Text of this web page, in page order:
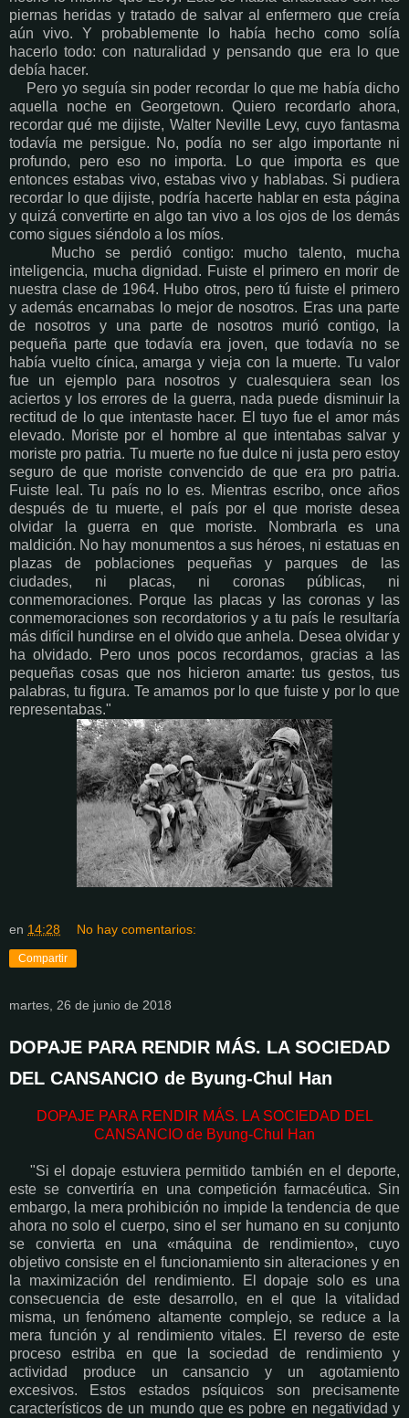
piernas heridas y tratado de salvar al enfermero que creía
aún vivo. Y probablemente lo había hecho como solía
hacerlo todo: con naturalidad y pensando que era lo que
debía hacer.
Pero yo seguía sin poder recordar lo que me había dicho
aquella noche en Georgetown. Quiero recordarlo ahora,
recordar qué me dijiste, Walter Neville Levy, cuyo fantasma
todavía me persigue. No, podía no ser algo importante ni
profundo, pero eso no importa. Lo que importa es que
entonces estabas vivo, estabas vivo y hablabas. Si pudiera
recordar lo que dijiste, podría hacerte hablar en esta página
y quizá convertirte en algo tan vivo a los ojos de los demás
como sigues siéndolo a los míos.
Mucho se perdió contigo: mucho talento, mucha
inteligencia, mucha dignidad. Fuiste el primero en morir de
nuestra clase de 1964. Hubo otros, pero tú fuiste el primero
y además encarnabas lo mejor de nosotros. Eras una parte
de nosotros y una parte de nosotros murió contigo, la
pequeña parte que todavía era joven, que todavía no se
había vuelto cínica, amarga y vieja con la muerte. Tu valor
fue un ejemplo para nosotros y cualesquiera sean los
aciertos y los errores de la guerra, nada puede disminuir la
rectitud de lo que intentaste hacer. El tuyo fue el amor más
elevado. Moriste por el hombre al que intentabas salvar y
moriste pro patria. Tu muerte no fue dulce ni justa pero estoy
seguro de que moriste convencido de que era pro patria.
Fuiste leal. Tu país no lo es. Mientras escribo, once años
después de tu muerte, el país por el que moriste desea
olvidar la guerra en que moriste. Nombrarla es una
maldición. No hay monumentos a sus héroes, ni estatuas en
plazas de poblaciones pequeñas y parques de las
ciudades, ni placas, ni coronas públicas, ni
conmemoraciones. Porque las placas y las coronas y las
conmemoraciones son recordatorios y a tu país le resultaría
más difícil hundirse en el olvido que anhela. Desea olvidar y
ha olvidado. Pero unos pocos recordamos, gracias a las
pequeñas cosas que nos hicieron amarte: tus gestos, tus
palabras, tu figura. Te amamos por lo que fuiste y por lo que
representabas."
en 14:28 No hay comentarios:
Compartir
martes, 26 de junio de 2018
DOPAJE PARA RENDIR MÁS. LA SOCIEDAD
DEL CANSANCIO de Byung-Chul Han
DOPAJE PARA RENDIR MÁS. LA SOCIEDAD DEL
CANSANCIO de Byung-Chul Han
"Si el dopaje estuviera permitido también en el deporte,
este se convertiría en una competición farmacéutica. Sin
embargo, la mera prohibición no impide la tendencia de que
ahora no solo el cuerpo, sino el ser humano en su conjunto
se convierta en una «máquina de rendimiento», cuyo
objetivo consiste en el funcionamiento sin alteraciones y en
la maximización del rendimiento. El dopaje solo es una
consecuencia de este desarrollo, en el que la vitalidad
misma, un fenómeno altamente complejo, se reduce a la
mera función y al rendimiento vitales. El reverso de este
proceso estriba en que la sociedad de rendimiento y
actividad produce un cansancio y un agotamiento
excesivos. Estos estados psíquicos son precisamente
característicos de un mundo que es pobre en negatividad y